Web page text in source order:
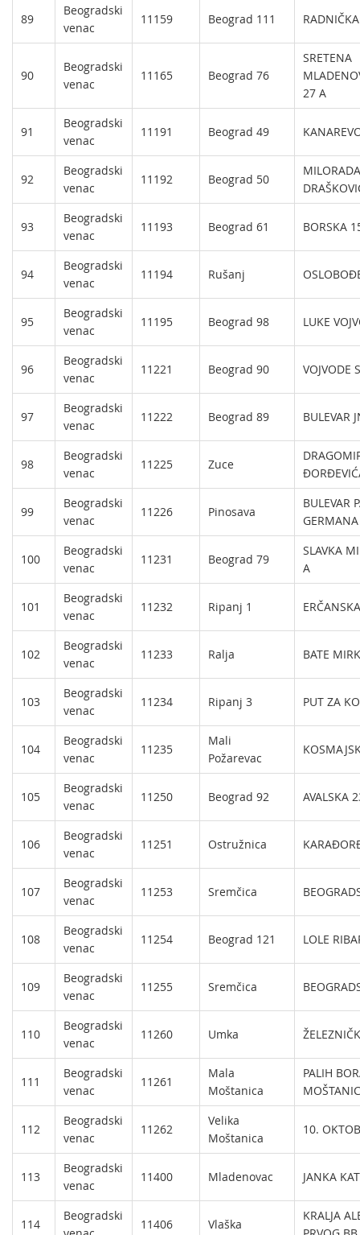
89
Beogradski
venac
11159 Beograd 111
90
Beogradski
venac
11165 Beograd 76
SRETENA
27 A
91
Beogradski
venac
11191 Beograd 49
92
Beogradski
venac
11192 Beograd 50
MILORADA
93
Beogradski
venac
11193 Beograd 61 BORSKA
94
Beogradski
venac
11194 Rušanj
95
Beogradski
venac
11195 Beograd 98 LUKE
96
Beogradski
venac
11221 Beograd 90 VOJVODE
97
Beogradski
venac
11222 Beograd 89 BULEVAR
98
Beogradski
venac
11225 Zuce
99
Beogradski
venac
11226 Pinosava
BULEVAR
100
Beogradski
venac
11231 Beograd 79
SLAVKA
A
101
Beogradski
venac
11232 Ripanj 1
102
Beogradski
venac
11233 Ralja BATE
103
Beogradski
venac
11234 Ripanj 3 PUT ZA
104
Beogradski
venac
11235
Mali
Požarevac
105
Beogradski
venac
11250 Beograd 92 AVALSKA
106
Beogradski
venac
11251 Ostružnica
107
Beogradski
venac
11253 Sremčica
108
Beogradski
venac
11254 Beograd 121 LOLE
109
Beogradski
venac
11255 Sremčica
110
Beogradski
venac
11260 Umka
111
Beogradski
venac
11261
Mala
Moštanica
PALIH
112
Beogradski
venac
11262
Velika
Moštanica
10.
113
Beogradski
venac
11400 Mladenovac JANKA
114
Beogradski
11406 Vlaška
KRALJA